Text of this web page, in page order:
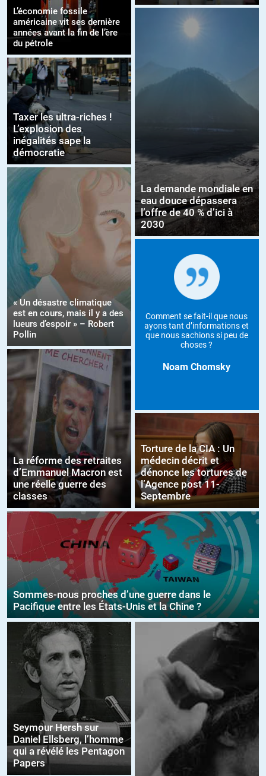
L’économie fossile
américaine vit ses dernière
années avant la fin de l’ère
du pétrole
Taxer les ultra-riches !
L’explosion des
inégalités sape la
démocratie
« Un désastre climatique
est en cours, mais il y a des
lueurs d’espoir » – Robert
Pollin
La réforme des retraites
d’Emmanuel Macron est
une réelle guerre des
classes
La demande mondiale en
eau douce dépassera
l’offre de 40 % d’ici à
2030
Comment se fait-il que nous
ayons tant d’informations et
que nous sachions si peu de
choses ?
Noam Chomsky
Torture de la CIA : Un
médecin décrit et
dénonce les tortures de
l’Agence post 11-
Septembre
Sommes-nous proches d’une guerre dans le
Pacifique entre les États-Unis et la Chine ?
Seymour Hersh sur
Daniel Ellsberg, l’homme
qui a révélé les Pentagon
Papers